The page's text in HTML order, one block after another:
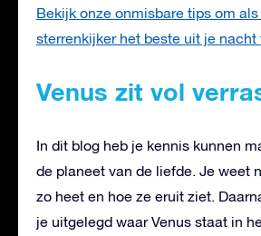
Bekijk onze onmisbare tips om
sterrenkijker het beste uit je nacht
Venus zit vol
In dit blog heb je kennis kunnen
de planeet van de liefde. Je weet
zo heet en hoe ze eruit ziet.
je uitgelegd waar Venus staat in